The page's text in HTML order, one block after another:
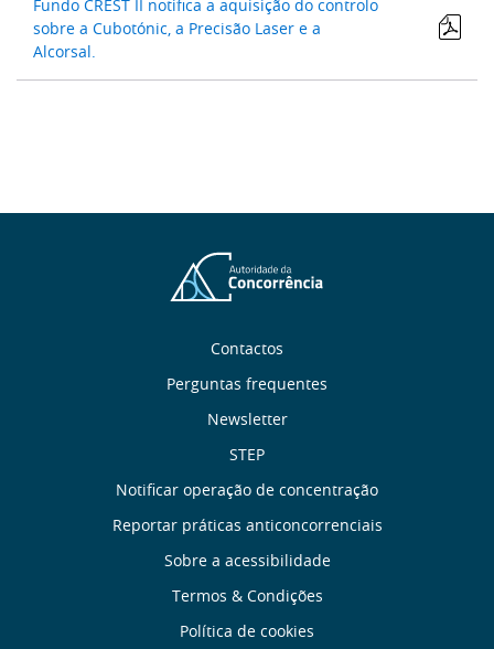
Fundo CREST II notifica a aquisição do controlo
sobre a Cubotónic, a Precisão Laser e a
Alcorsal.
Contactos
Perguntas frequentes
Newsletter
STEP
Notificar operação de concentração
Reportar práticas anticoncorrenciais
Sobre a acessibilidade
Termos & Condições
Política de cookies